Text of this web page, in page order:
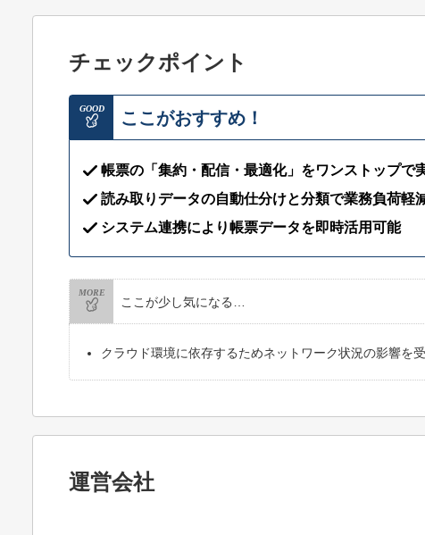
チェックポイント
GOOD ここがおすすめ！
帳票の「集約・配信・最適化」をワンストップで
読み取りデータの自動仕分けと分類で業務負荷軽
システム連携により帳票データを即時活用可能
MORE
ここが少し気になる…
クラウド環境に依存するためネットワーク状況の影響を
運営会社